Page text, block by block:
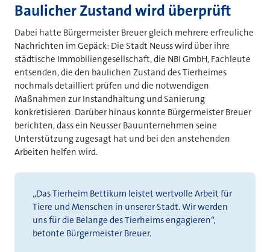
Baulicher Zustand wird überprüft
Dabei hatte Bürgermeister Breuer gleich mehrere erfreuliche
Nachrichten im Gepäck: Die Stadt Neuss wird über ihre
städtische Immobiliengesellschaft, die NBI GmbH, Fachleute
entsenden, die den baulichen Zustand des Tierheimes
nochmals detailliert prüfen und die notwendigen
Maßnahmen zur Instandhaltung und Sanierung
konkretisieren. Darüber hinaus konnte Bürgermeister Breuer
berichten, dass ein Neusser Bauunternehmen seine
Unterstützung zugesagt hat und bei den anstehenden
Arbeiten helfen wird.
„Das Tierheim Bettikum leistet wertvolle Arbeit für
Tiere und Menschen in unserer Stadt. Wir werden
uns für die Belange des Tierheims engagieren“,
betonte Bürgermeister Breuer.